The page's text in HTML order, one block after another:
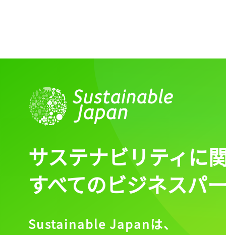
サステナビリティに
すべてのビジネスパ
Sustainable Japanは、